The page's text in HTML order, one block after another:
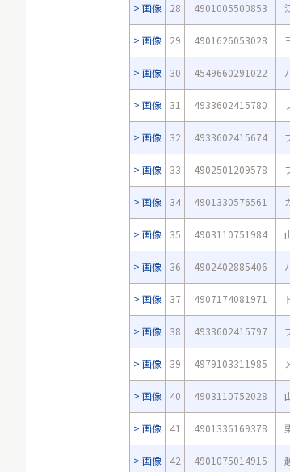
画像 28 4901005500853
画像 29 4901626053028
画像 30 4549660291022
画像 31 4933602415780
画像 32 4933602415674
画像 33 4902501209578
画像 34 4901330576561
画像 35 4903110751984
画像 36 4902402885406
画像 37 4907174081971
画像 38 4933602415797
画像 39 4979103311985
画像 40 4903110752028
画像 41 4901336169378
画像 42 4901075014915